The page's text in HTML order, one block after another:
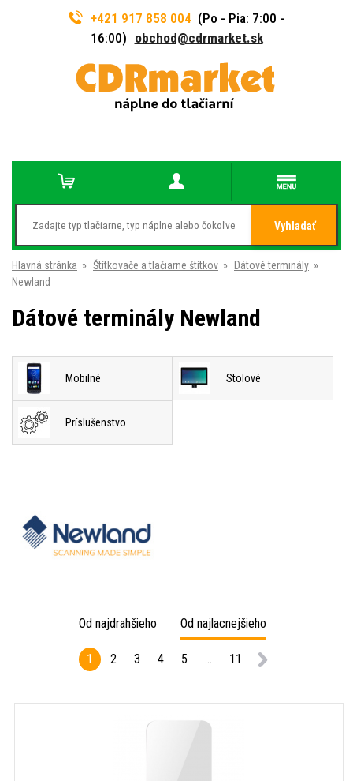
+421 917 858 004 (Po - Pia: 7:00 -
16:00) obchod@cdrmarket.sk
Vyhladať
Hlavná stránka » Štítkovače a tlačiarne štítkov » Dátové terminály »
Newland
Dátové terminály Newland
Mobilné Stolové
Príslušenstvo
Od najdrahšieho Od najlacnejšieho
1 2 3 4 5 ... 11